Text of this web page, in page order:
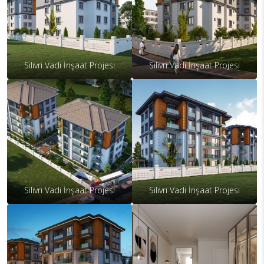
Silivri Vadi İnşaat Projesi Silivri Vadi İnşaat Projesi
Silivri Vadi İnşaat Projesi Silivri Vadi İnşaat Projesi